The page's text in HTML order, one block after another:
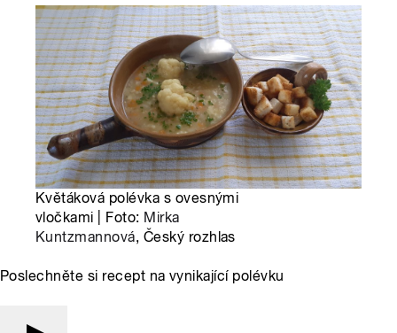
Květáková polévka s ovesnými
vločkami | Foto: Mirka
Kuntzmannová, Český rozhlas
Poslechněte si recept na vynikající polévku